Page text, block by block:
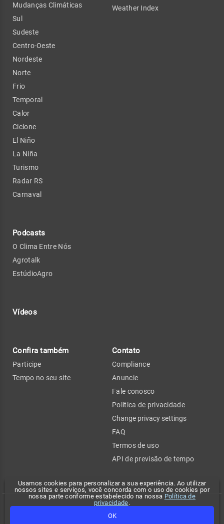
Usamos cookies para personalizar a sua experiência. Ao utilizar
nossos sites e serviços, você concorda com o uso de cookies por
nossa parte conforme estabelecido na nossa Política de
privacidade.
OK
Mudanças Climáticas
Sul
Sudeste
Centro-Oeste
Nordeste
Norte
Frio
Temporal
Calor
Ciclone
El Niño
La Niña
Turismo
Radar RS
Carnaval
Podcasts
O Clima Entre Nós
Agrotalk
EstúdioAgro
Vídeos
Weather Index
Confira também
Participe
Tempo no seu site
Contato
Compliance
Anuncie
Fale conosco
Política de privacidade
Change privacy settings
FAQ
Termos de uso
API de previsão de tempo
Copyright 2026 - Climatempo. Todos os direitos reservados.